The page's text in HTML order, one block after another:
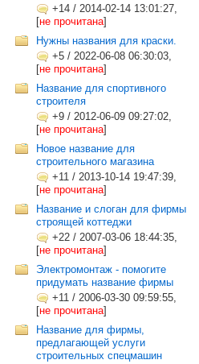
+14 / 2014-02-14 13:01:27,
[не прочитана]
Нужны названия для краски.
+5 / 2022-06-08 06:30:03,
[не прочитана]
Название для спортивного
строителя
+9 / 2012-06-09 09:27:02,
[не прочитана]
Новое название для
строительного магазина
+11 / 2013-10-14 19:47:39,
[не прочитана]
Название и слоган для фирмы
строящей коттеджи
+22 / 2007-03-06 18:44:35,
[не прочитана]
Электромонтаж - помогите
придумать название фирмы
+11 / 2006-03-30 09:59:55,
[не прочитана]
Название для фирмы,
предлагающей услуги
строительных спецмашин